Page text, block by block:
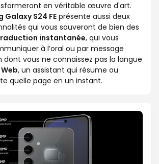
en véritable œuvre d'art.
Galaxy S24 FEprésente aussi deux
qui vous sauveront de bien des
instantanée, qui vous
à l’oral ou par message
dont vous ne connaissez pas la langue
, un assistant qui résume ou
quelle page en un instant.